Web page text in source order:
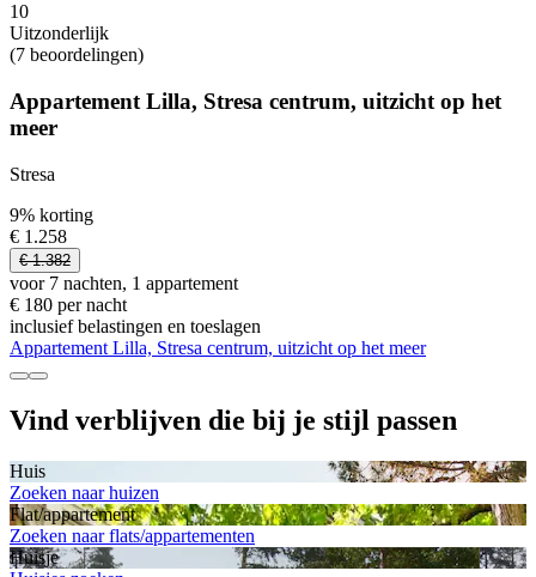
10
Uitzonderlijk
(7 beoordelingen)
Appartement Lilla, Stresa centrum, uitzicht op het
meer
Stresa
9% korting
€ 1.258
€ 1.382
voor 7 nachten, 1 appartement
€ 180 per nacht
inclusief belastingen en toeslagen
Appartement Lilla, Stresa centrum, uitzicht op het meer
Vind verblijven die bij je stijl passen
Huis
Zoeken naar huizen
Flat/appartement
Zoeken naar flats/appartementen
Huisje